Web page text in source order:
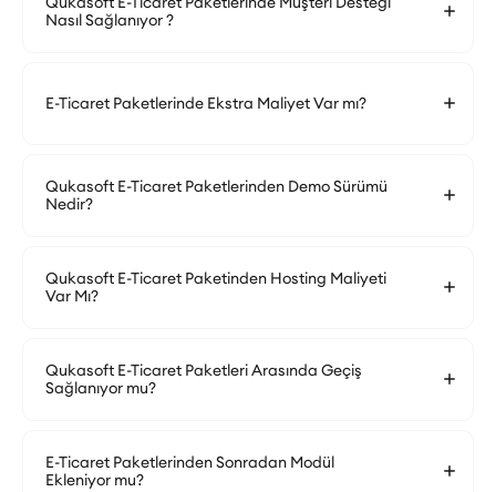
Nasıl Sağlanıyor ?
E-Ticaret Paketlerinde Ekstra Maliyet Var mı?
Qukasoft E-Ticaret Paketlerinden Demo Sürümü
Nedir?
Qukasoft E-Ticaret Paketinden Hosting Maliyeti
Var Mı?
Qukasoft E-Ticaret Paketleri Arasında Geçiş
Sağlanıyor mu?
E-Ticaret Paketlerinden Sonradan Modül
Ekleniyor mu?